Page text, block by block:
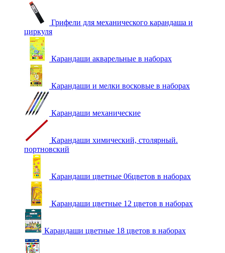
Грифели для механического карандаша и
циркуля
Карандаши акварельные в наборах
Карандаши и мелки восковые в наборах
Карандаши механические
Карандаши химический, столярный.
портновский
Карандаши цветные 06цветов в наборах
Карандаши цветные 12 цветов в наборах
Карандаши цветные 18 цветов в наборах